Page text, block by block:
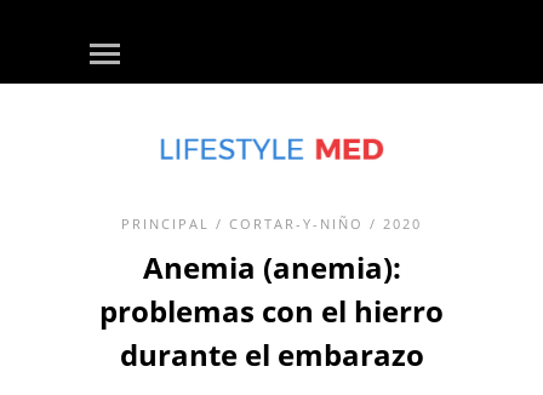
PRINCIPAL / CORTAR-Y-NIÑO / 2020
Anemia (anemia):
problemas con el hierro
durante el embarazo